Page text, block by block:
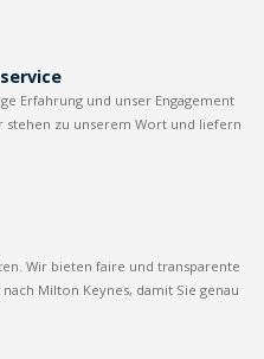
Erfahrung und unser Engagement
zu unserem Wort und liefern
Wir bieten faire und transparente
Milton Keynes, damit Sie genau